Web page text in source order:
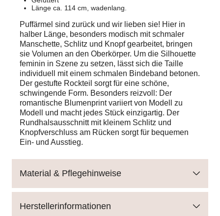
Länge ca. 114 cm, wadenlang.
Puffärmel sind zurück und wir lieben sie! Hier in
halber Länge, besonders modisch mit schmaler
Manschette, Schlitz und Knopf gearbeitet, bringen
sie Volumen an den Oberkörper. Um die Silhouette
feminin in Szene zu setzen, lässt sich die Taille
individuell mit einem schmalen Bindeband betonen.
Der gestufte Rockteil sorgt für eine schöne,
schwingende Form. Besonders reizvoll: Der
romantische Blumenprint variiert von Modell zu
Modell und macht jedes Stück einzigartig. Der
Rundhalsausschnitt mit kleinem Schlitz und
Knopfverschluss am Rücken sorgt für bequemen
Ein- und Ausstieg.
Material & Pflegehinweise
Herstellerinformationen